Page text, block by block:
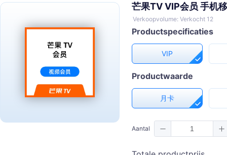
芒果TV VIP会员 手机
Verkoopvolume: Verkocht 12
Productspecificaties
VIP
Productwaarde
月卡
Aantal